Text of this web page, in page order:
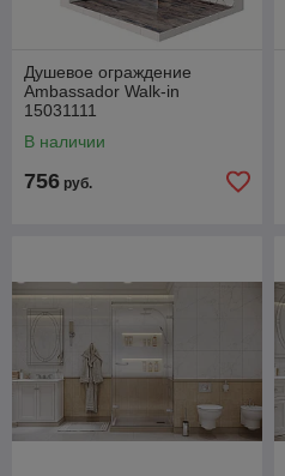
Душевое ограждение
Ambassador Walk-in
15031111
В наличии
756 руб.